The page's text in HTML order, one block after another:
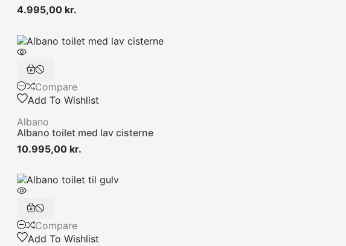
4.995,00 kr.
Compare
Add To Wishlist
Albano
Albano toilet med lav cisterne
10.995,00 kr.
Compare
Add To Wishlist